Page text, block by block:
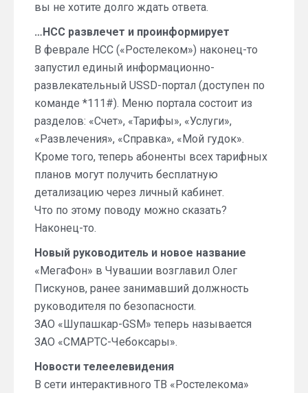
вы не хотите долго ждать ответа.
…НСС развлечет и проинформирует
В феврале НСС («Ростелеком») наконец-то
запустил единый информационно-
развлекательный USSD-портал (доступен по
команде *111#). Меню портала состоит из
разделов: «Счет», «Тарифы», «Услуги»,
«Развлечения», «Справка», «Мой гудок».
Кроме того, теперь абоненты всех тарифных
планов могут получить бесплатную
детализацию через личный кабинет.
Что по этому поводу можно сказать?
Наконец-то.
Новый руководитель и новое название
«МегаФон» в Чувашии возглавил Олег
Пискунов, ранее занимавший должность
руководителя по безопасности.
ЗАО «Шупашкар-GSM» теперь называется
ЗАО «СМАРТС-Чебоксары».
Новости телеелевидения
В сети интерактивного ТВ «Ростелекома»